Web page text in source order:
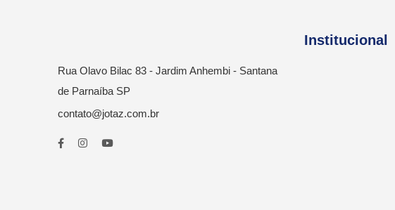
Rua Olavo Bilac 83 - Jardim Anhembi - Santana
de Parnaíba SP
contato@jotaz.com.br
Institucional